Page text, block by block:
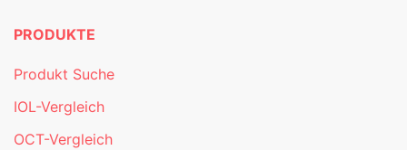
PRODUKTE
Produkt Suche
IOL-Vergleich
OCT-Vergleich